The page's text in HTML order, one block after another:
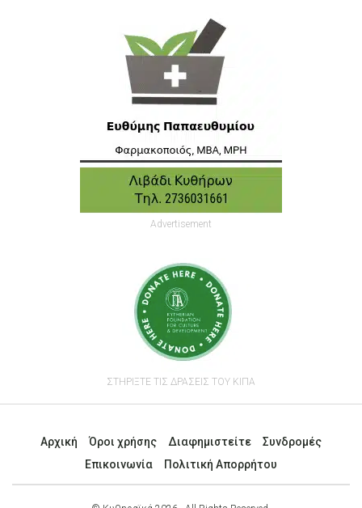
Advertisement
ΣΤΗΡΙΞΤΕ ΤΙΣ ΔΡΑΣΕΙΣ ΤΟΥ ΚΙΠΑ
Αρχική Όροι χρήσης Διαφημιστείτε
Συνδρομές
Επικοινωνία
Πολιτική Απορρήτου